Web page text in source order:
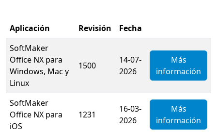
Aplicación Revisión
Fecha
SoftMaker
Office NX para
Windows, Mac y
Linux
1500
14-07-
2026
Más
información
SoftMaker
Office NX para
iOS
1231
16-03-
2026
Más
información